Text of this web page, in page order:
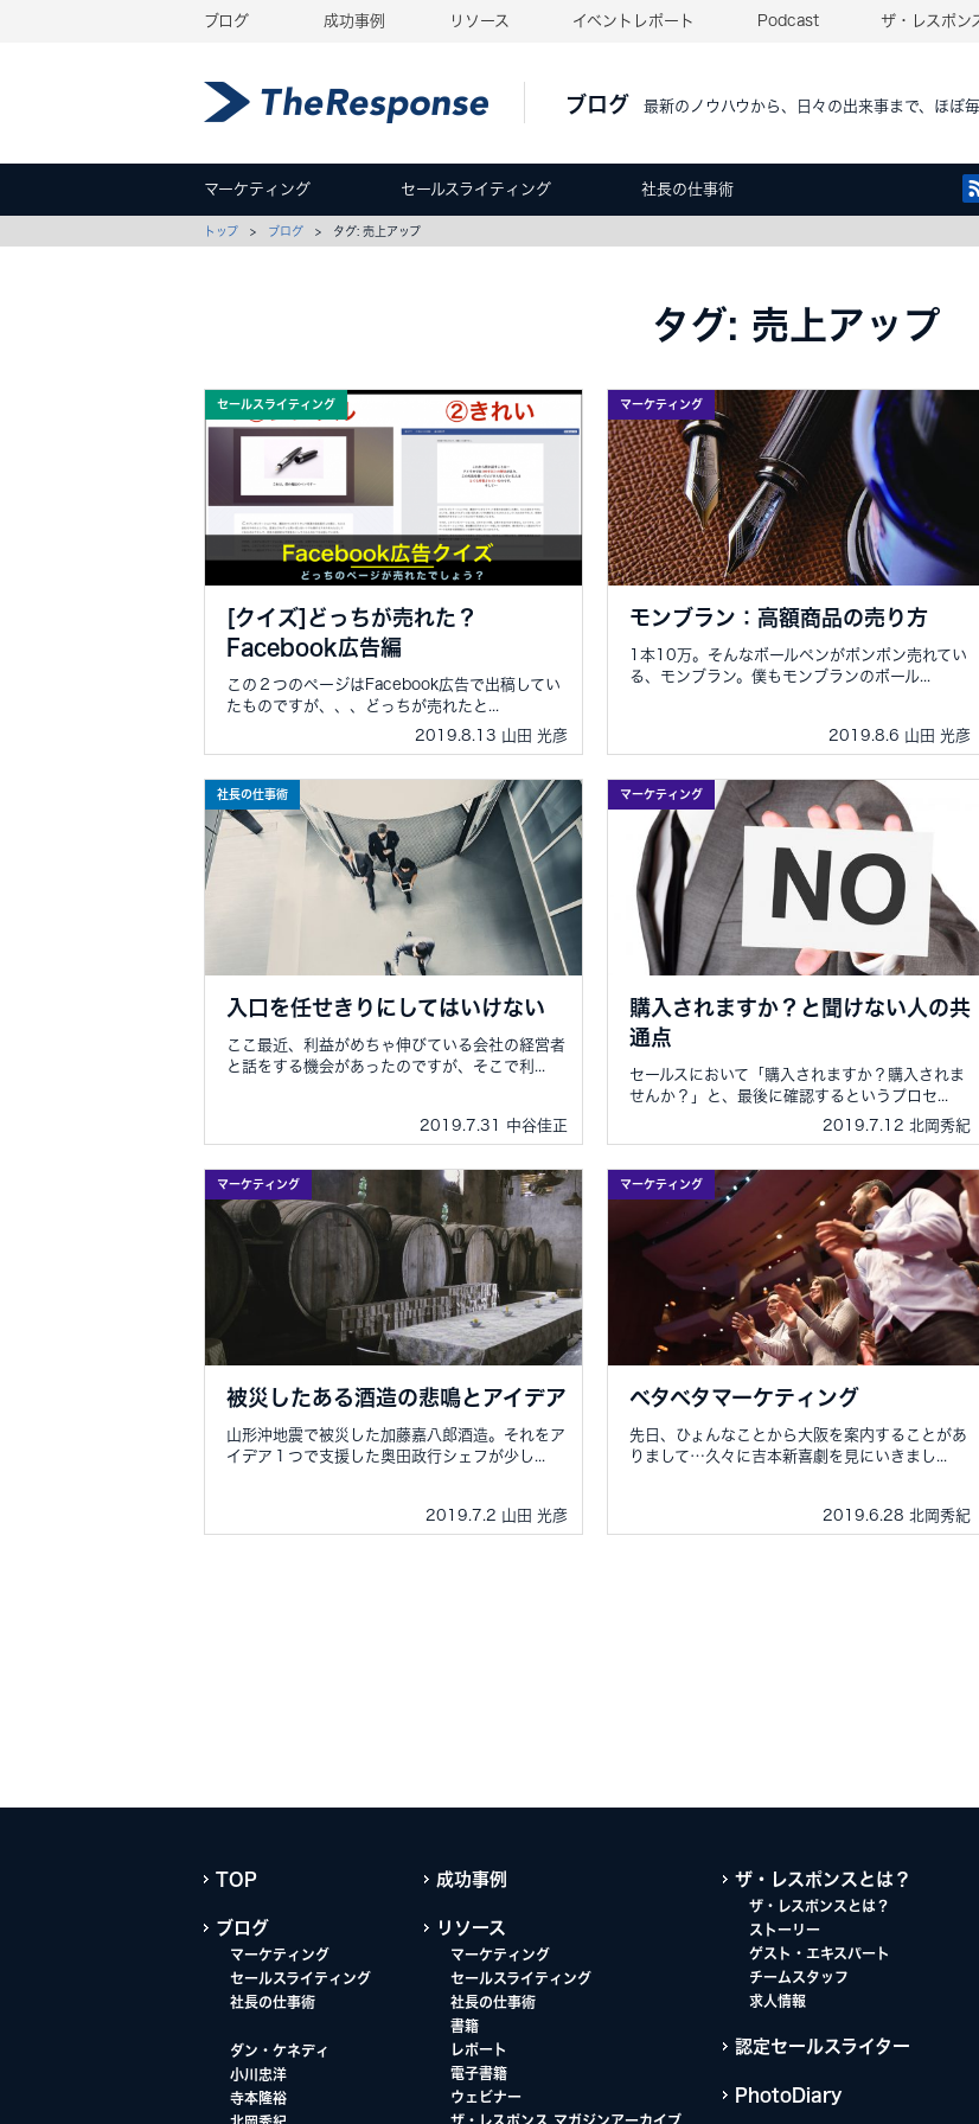
ブログ 成功事例 リソース イベントレポート Podcast ザ・レスポン
ブログ 最新のノウハウから、日々の出来事まで、ほぼ
マーケティング セールスライティング 社長の仕事術
トップ > ブログ > タグ: 売上アップ
タグ: 売上アップ
セールスライティング
[クイズ]どっちが売れた？
Facebook広告編
この２つのページはFacebook広告で出稿してい
たものですが、、、どっちが売れたと...
2019.8.13 山田 光彦
マーケティング
モンブラン：高額商品の売り方
1本10万。そんなボールペンがポンポン売れてい
る、モンブラン。僕もモンブランのボール...
2019.8.6 山田 光彦
社長の仕事術
入口を任せきりにしてはいけない
ここ最近、利益がめちゃ伸びている会社の経営者
と話をする機会があったのですが、そこで利...
2019.7.31 中谷佳正
マーケティング
購入されますか？と聞けない人の共
通点
セールスにおいて「購入されますか？購入されま
せんか？」と、最後に確認するというプロセ...
2019.7.12 北岡秀紀
マーケティング
被災したある酒造の悲鳴とアイデア
山形沖地震で被災した加藤嘉八郎酒造。それをア
イデア１つで支援した奥田政行シェフが少し...
2019.7.2 山田 光彦
マーケティング
ベタベタマーケティング
先日、ひょんなことから大阪を案内することがあ
りまして…久々に吉本新喜劇を見にいきまし...
2019.6.28 北岡秀紀
TOP
ブログ
マーケティング
セールスライティング
社長の仕事術
ダン・ケネディ
小川忠洋
寺本隆裕
成功事例
リソース
マーケティング
セールスライティング
社長の仕事術
書籍
レポート
電子書籍
ウェビナー
ザ・レスポンス マガジンアーカイブ
ザ・レスポンスとは？
ザ・レスポンスとは？
ストーリー
ゲスト・エキスパート
チームスタッフ
求人情報
認定セールスライター
PhotoDiary